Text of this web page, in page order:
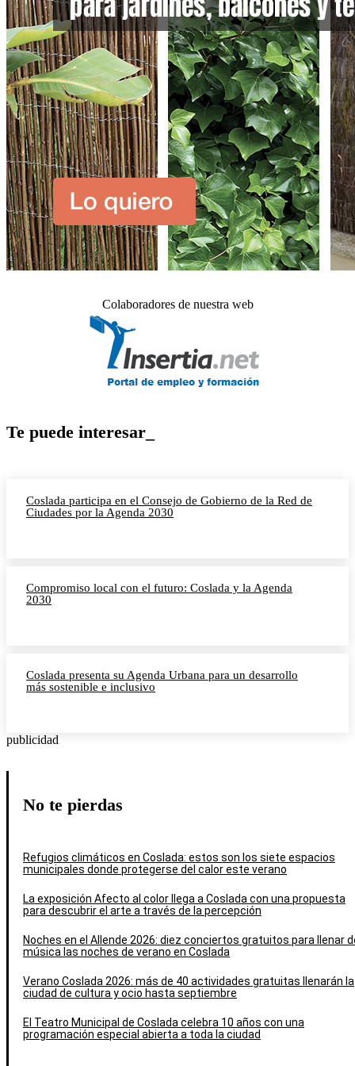
Colaboradores de nuestra web
Te puede interesar_
Coslada participa en el Consejo de Gobierno de la Red de
Ciudades por la Agenda 2030
Compromiso local con el futuro: Coslada y la Agenda
2030
Coslada presenta su Agenda Urbana para un desarrollo
más sostenible e inclusivo
publicidad
No te pierdas
Refugios climáticos en Coslada: estos son los siete espacios
municipales donde protegerse del calor este verano
La exposición Afecto al color llega a Coslada con una propuesta
para descubrir el arte a través de la percepción
Noches en el Allende 2026: diez conciertos gratuitos para llenar
música las noches de verano en Coslada
Verano Coslada 2026: más de 40 actividades gratuitas llenarán la
ciudad de cultura y ocio hasta septiembre
El Teatro Municipal de Coslada celebra 10 años con una
programación especial abierta a toda la ciudad